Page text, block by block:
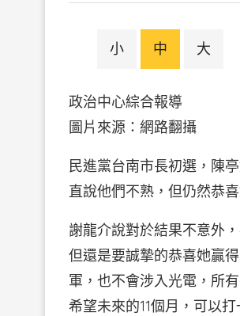
小 中 大
政治中心綜合報導
圖片來源：
民進黨台南市長初選，陳
直說他們不熟，但仍然恭
謝龍介說對於結果不意外
但還是要誠摯的恭喜她贏
軍，也不會涉入光電，所
希望未來的11個月，可以